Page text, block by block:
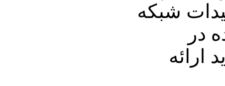
شبکه
در
ارائه